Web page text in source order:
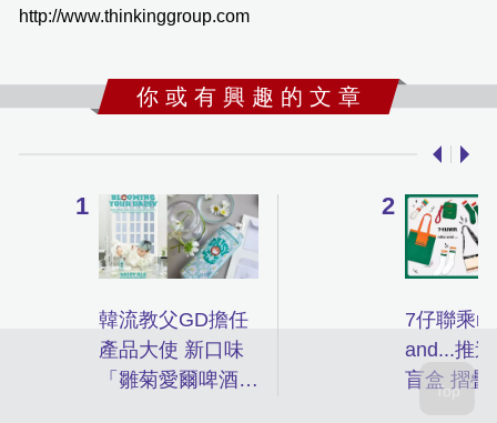
http://www.thinkinggroup.com
你 或 有 興 趣 的 文 章
韓流教父GD擔任
產品大使 新口味
「雛菊愛爾啤酒」
7仔聯乘
and...推
盲盒 摺疊